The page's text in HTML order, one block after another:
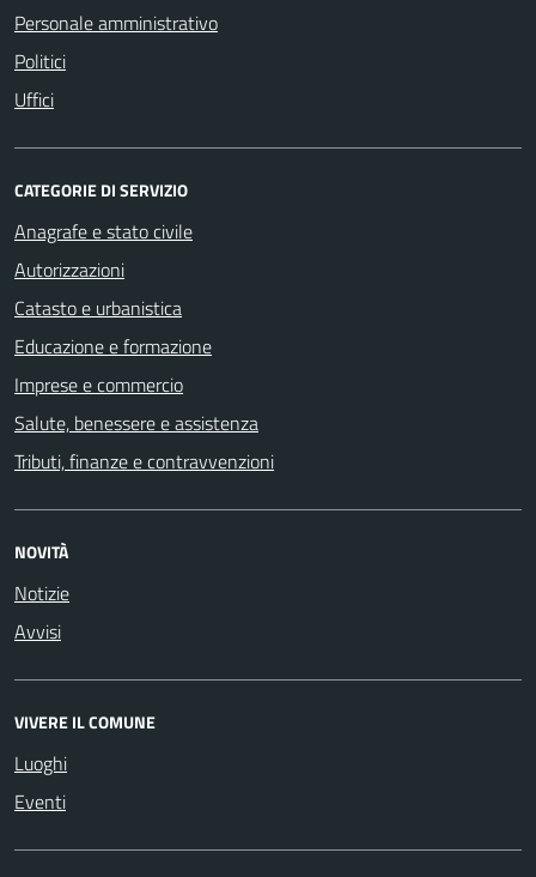
Personale amministrativo
Politici
Uffici
CATEGORIE DI SERVIZIO
Anagrafe e stato civile
Autorizzazioni
Catasto e urbanistica
Educazione e formazione
Imprese e commercio
Salute, benessere e assistenza
Tributi, finanze e contravvenzioni
NOVITÀ
Notizie
Avvisi
VIVERE IL COMUNE
Luoghi
Eventi